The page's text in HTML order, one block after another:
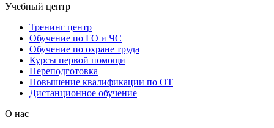
Учебный центр
Тренинг центр
Обучение по ГО и ЧС
Обучение по охране труда
Курсы первой помощи
Переподготовка
Повышение квалификации по ОТ
Дистанционное обучение
О нас